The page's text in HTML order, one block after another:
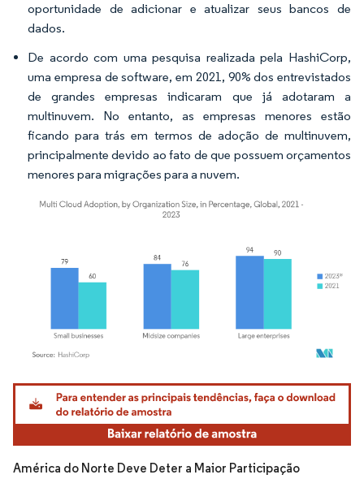
oportunidade de adicionar e atualizar seus bancos de
dados.
De acordo com uma pesquisa realizada pela HashiCorp,
uma empresa de software, em 2021, 90% dos entrevistados
de grandes empresas indicaram que já adotaram a
multinuvem. No entanto, as empresas menores estão
ficando para trás em termos de adoção de multinuvem,
principalmente devido ao fato de que possuem orçamentos
menores para migrações para a nuvem.
Imagem © Mordor Intelligence. O reuso requer atribuição conforme CC BY 4.0.
América do Norte Deve Deter a Maior Participação